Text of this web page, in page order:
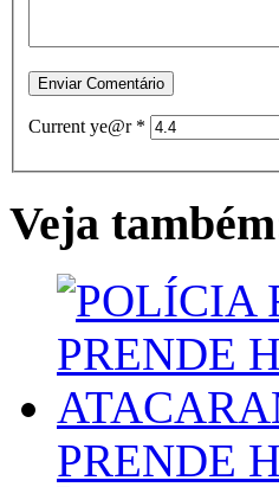
Current ye@r *
Veja
PRENDE